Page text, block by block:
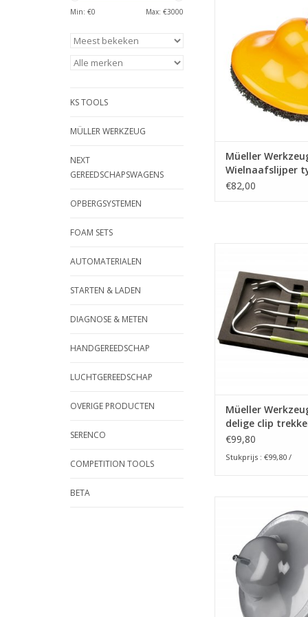
Min: €0 Max: €3000
KS TOOLS
MÜLLER WERKZEUG
NEXT
GEREEDSCHAPSWAGENS
OPBERGSYSTEMEN
FOAM SETS
AUTOMATERIALEN
STARTEN & LADEN
DIAGNOSE & METEN
HANDGEREEDSCHAP
LUCHTGEREEDSCHAP
OVERIGE PRODUCTEN
SERENCO
COMPETITION TOOLS
BETA
TOEVOEGEN AAN
Müeller
Wielnaafslijper
75 mm
€82,00
verwijderen van
stoffering,
De 5-delige set
277 008 – Clip
277 0
TOEVOEGEN AAN
Müeller
delige clip
€99,80
Stukprijs : €99,80 /
TOEVOEGEN AAN